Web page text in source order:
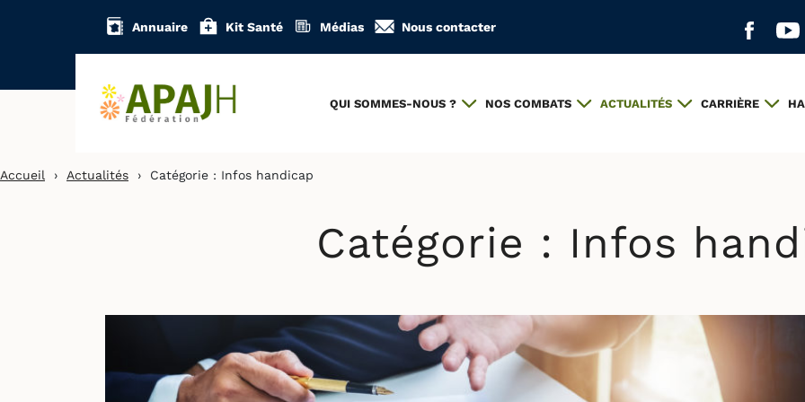
Annuaire Kit Santé Médias Nous contacter
Aller
QUI SOMMES-NOUS ? NOS COMBATS ACTUALITÉS CARRIÈRE
Accueil › Actualités › Catégorie : Infos handicap
Catégorie : Infos